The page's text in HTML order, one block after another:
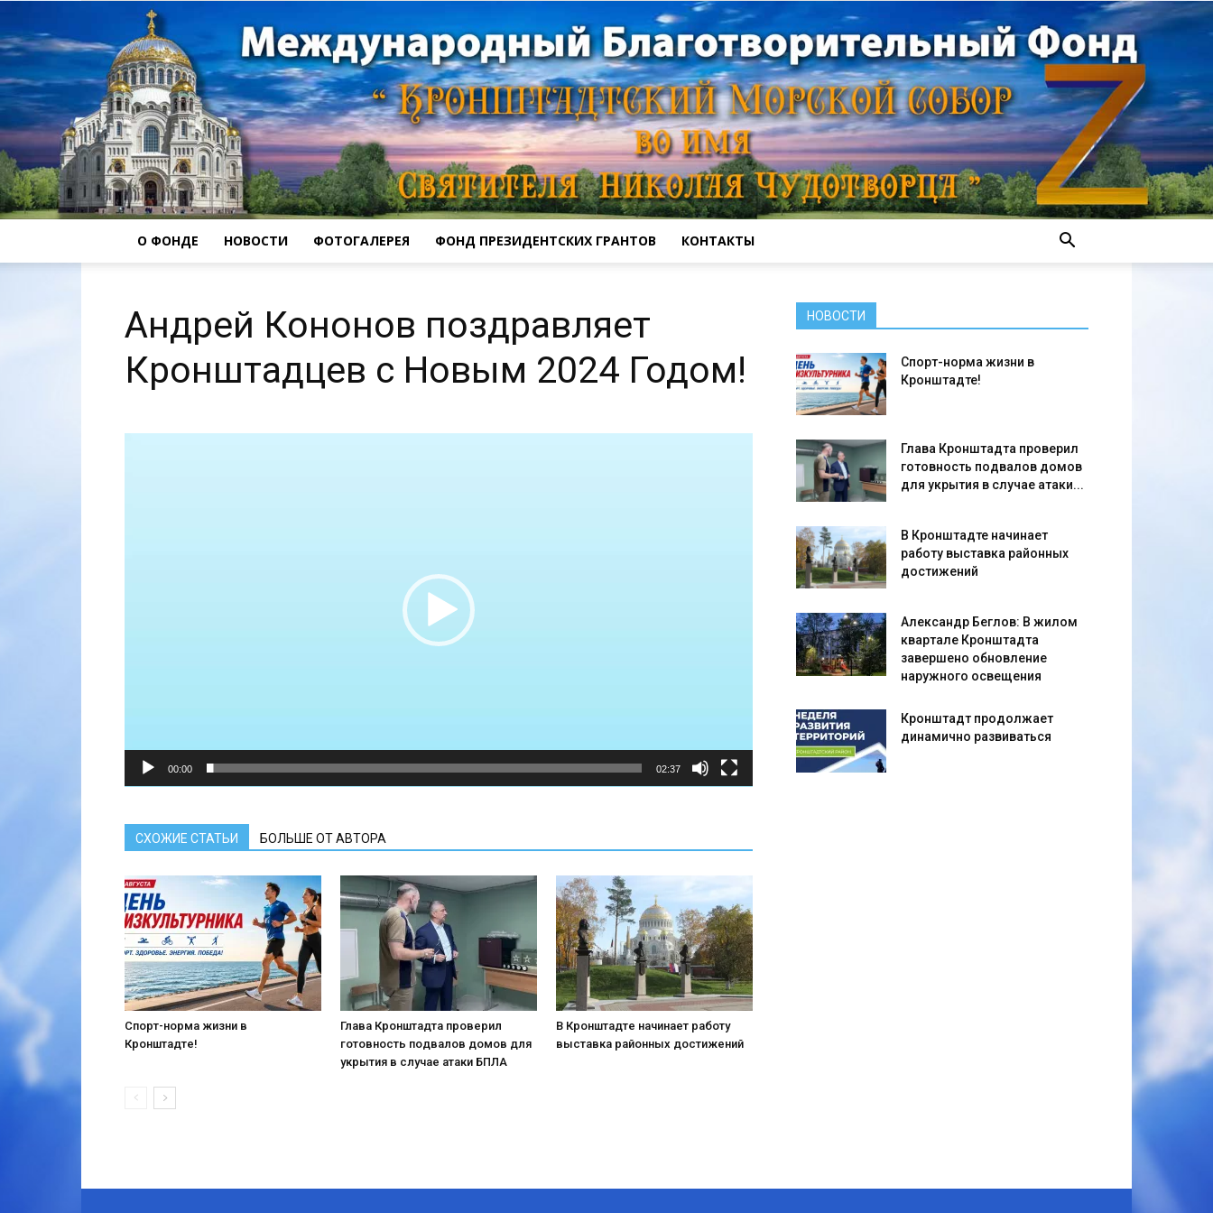
О ФОНДЕ НОВОСТИ ФОТОГАЛЕРЕЯ ФОНД ПРЕЗИДЕНТСКИХ ГРАНТОВ КОНТАКТЫ
Андрей Кононов поздравляет
Кронштадцев с Новым 2024 Годом!
00:00 02:37
СХОЖИЕ СТАТЬИ БОЛЬШЕ ОТ АВТОРА
Спорт-норма жизни в
Кронштадте!
Глава Кронштадта проверил
готовность подвалов домов для
укрытия в случае атаки БПЛА
В Кронштадте начинает работу
выставка районных достижений
НОВОСТИ
Спорт-норма жизни в
Кронштадте!
Глава Кронштадта проверил
готовность подвалов домов
для укрытия в случае атаки...
В Кронштадте начинает
работу выставка районных
достижений
Александр Беглов: В жилом
квартале Кронштадта
завершено обновление
наружного освещения
Кронштадт продолжает
динамично развиваться